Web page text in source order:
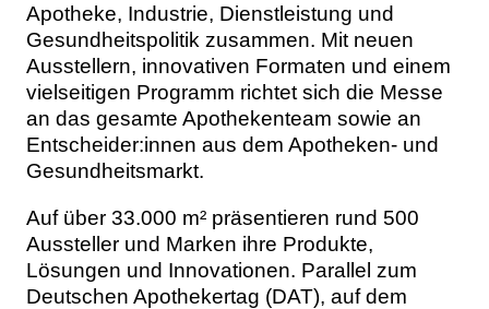
Apotheke, Industrie, Dienstleistung und
Gesundheitspolitik zusammen. Mit neuen
Ausstellern, innovativen Formaten und einem
vielseitigen Programm richtet sich die Messe
an das gesamte Apothekenteam sowie an
Entscheider:innen aus dem Apotheken- und
Gesundheitsmarkt.
Auf über 33.000 m² präsentieren rund 500
Aussteller und Marken ihre Produkte,
Lösungen und Innovationen. Parallel zum
Deutschen Apothekertag (DAT), auf dem